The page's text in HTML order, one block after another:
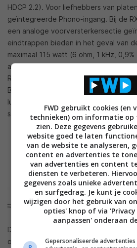
HDCP 2.2). Voor liefhebbers van
geïntegreerde Phono-ingang. Bij de
een analoge voorversterkersectie
eindtrappen bieden in het geval van
maximaal 115 watt (6 ohm, 1 kHz, 0,9%
aangestuurd) en een vermogen tot
RX-A880 (4 ohm, 1 kHz, 0,9% THD, 1
Beide receivers bieden de mogelijkheid
luidsprekeropstellingen met maximaal
sturen.
De
ondersteunen de nieuwste
FWD gebruikt cookies (en
technieken) om informatie op
zien. Deze gegevens
website goed te laten
van de website te analyseren,
content en advertenties te
van advertenties en content
diensten te verbeteren.
gegevens zoals unieke
en surfgedrag. Je kunt je
wijzigen door het gebruik van
opties' knop of via
aanpassen' onderaan
Gepersonaliseerde